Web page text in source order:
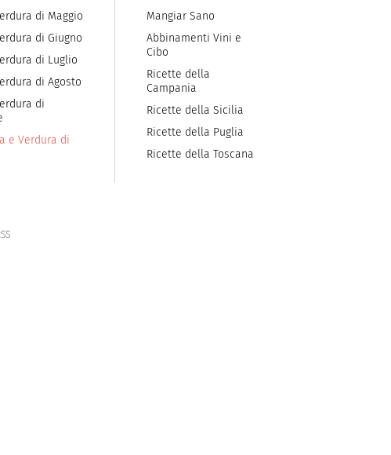
di Maggio
di Giugno
di Luglio
di Agosto
di
e Verdura di
Mangiar Sano
Abbinamenti Vini e
Cibo
Ricette della
Campania
Ricette della Sicilia
Ricette della Puglia
Ricette della Toscana